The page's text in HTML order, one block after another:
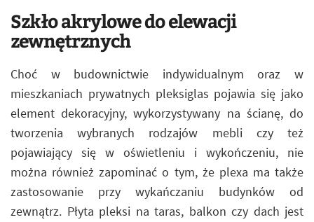
Szkło akrylowe do elewacji
zewnętrznych
Choć w budownictwie indywidualnym oraz w
mieszkaniach prywatnych pleksiglas pojawia się jako
element dekoracyjny, wykorzystywany na ścianę, do
tworzenia wybranych rodzajów mebli czy też
pojawiający się w oświetleniu i wykończeniu, nie
można również zapominać o tym, że plexa ma także
zastosowanie przy wykańczaniu budynków od
zewnątrz. Płyta pleksi na taras, balkon czy dach jest